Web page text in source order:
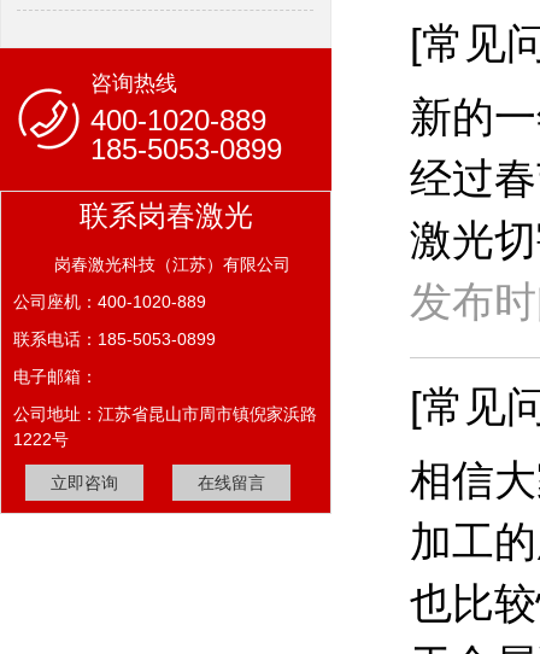
咨询热线
400-1020-889
185-5053-0899
联系岗春激光
岗春激光科技（江苏）有限公司
公司座机：400-1020-889
联系电话：185-5053-0899
电子邮箱：
公司地址：江苏省昆山市周市镇倪家浜路
1222号
立即咨询 在线留言
[常见
新的
经过
激光
发布
[常见
相信
加工
也比